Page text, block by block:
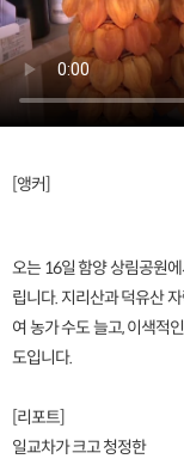
[앵커]
오는 16일 함양 상림공원
립니다. 지리산과 덕유산
여 농가 수도 늘고, 이색적
도입니다.
[리포트]
일교차가 크고 청정한